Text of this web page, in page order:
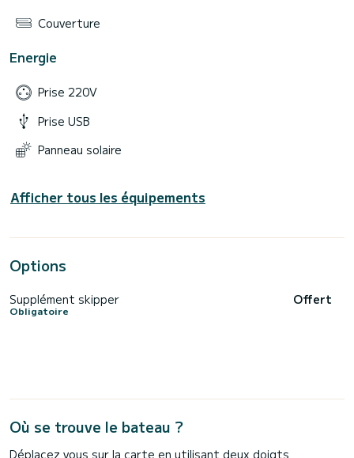
Couverture
Energie
Prise 220V
Prise USB
Panneau solaire
Afficher tous les équipements
Options
Supplément skipper
Obligatoire
Offert
Où se trouve le bateau ?
Déplacez vous sur la carte en utilisant deux doigts